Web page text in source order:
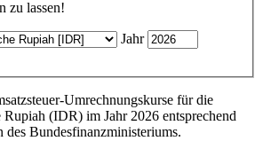
zu lassen!
Jahr
Umrechnungskurse für die
(IDR) im Jahr 2026 entsprechend
des Bundesfinanzministeriums.